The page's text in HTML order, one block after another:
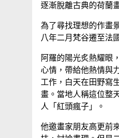
逐漸脫離古典的荷蘭
為了尋找理想的作畫
八年二月梵谷遷至法
阿羅的陽光炙熱耀眼
心情，帶給他熱情與
工作，白天在田野寫
畫。當地人稱這位整
人「紅頭瘋子」。
他邀畫家朋友高更前